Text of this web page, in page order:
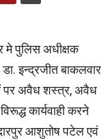
मे पुलिस अधीक्षक
इन्द्रजीत बाकलवार
पर अवैध शस्त्र, अवैध
कार्यवाही करने
आशुतोष पटेल एवं